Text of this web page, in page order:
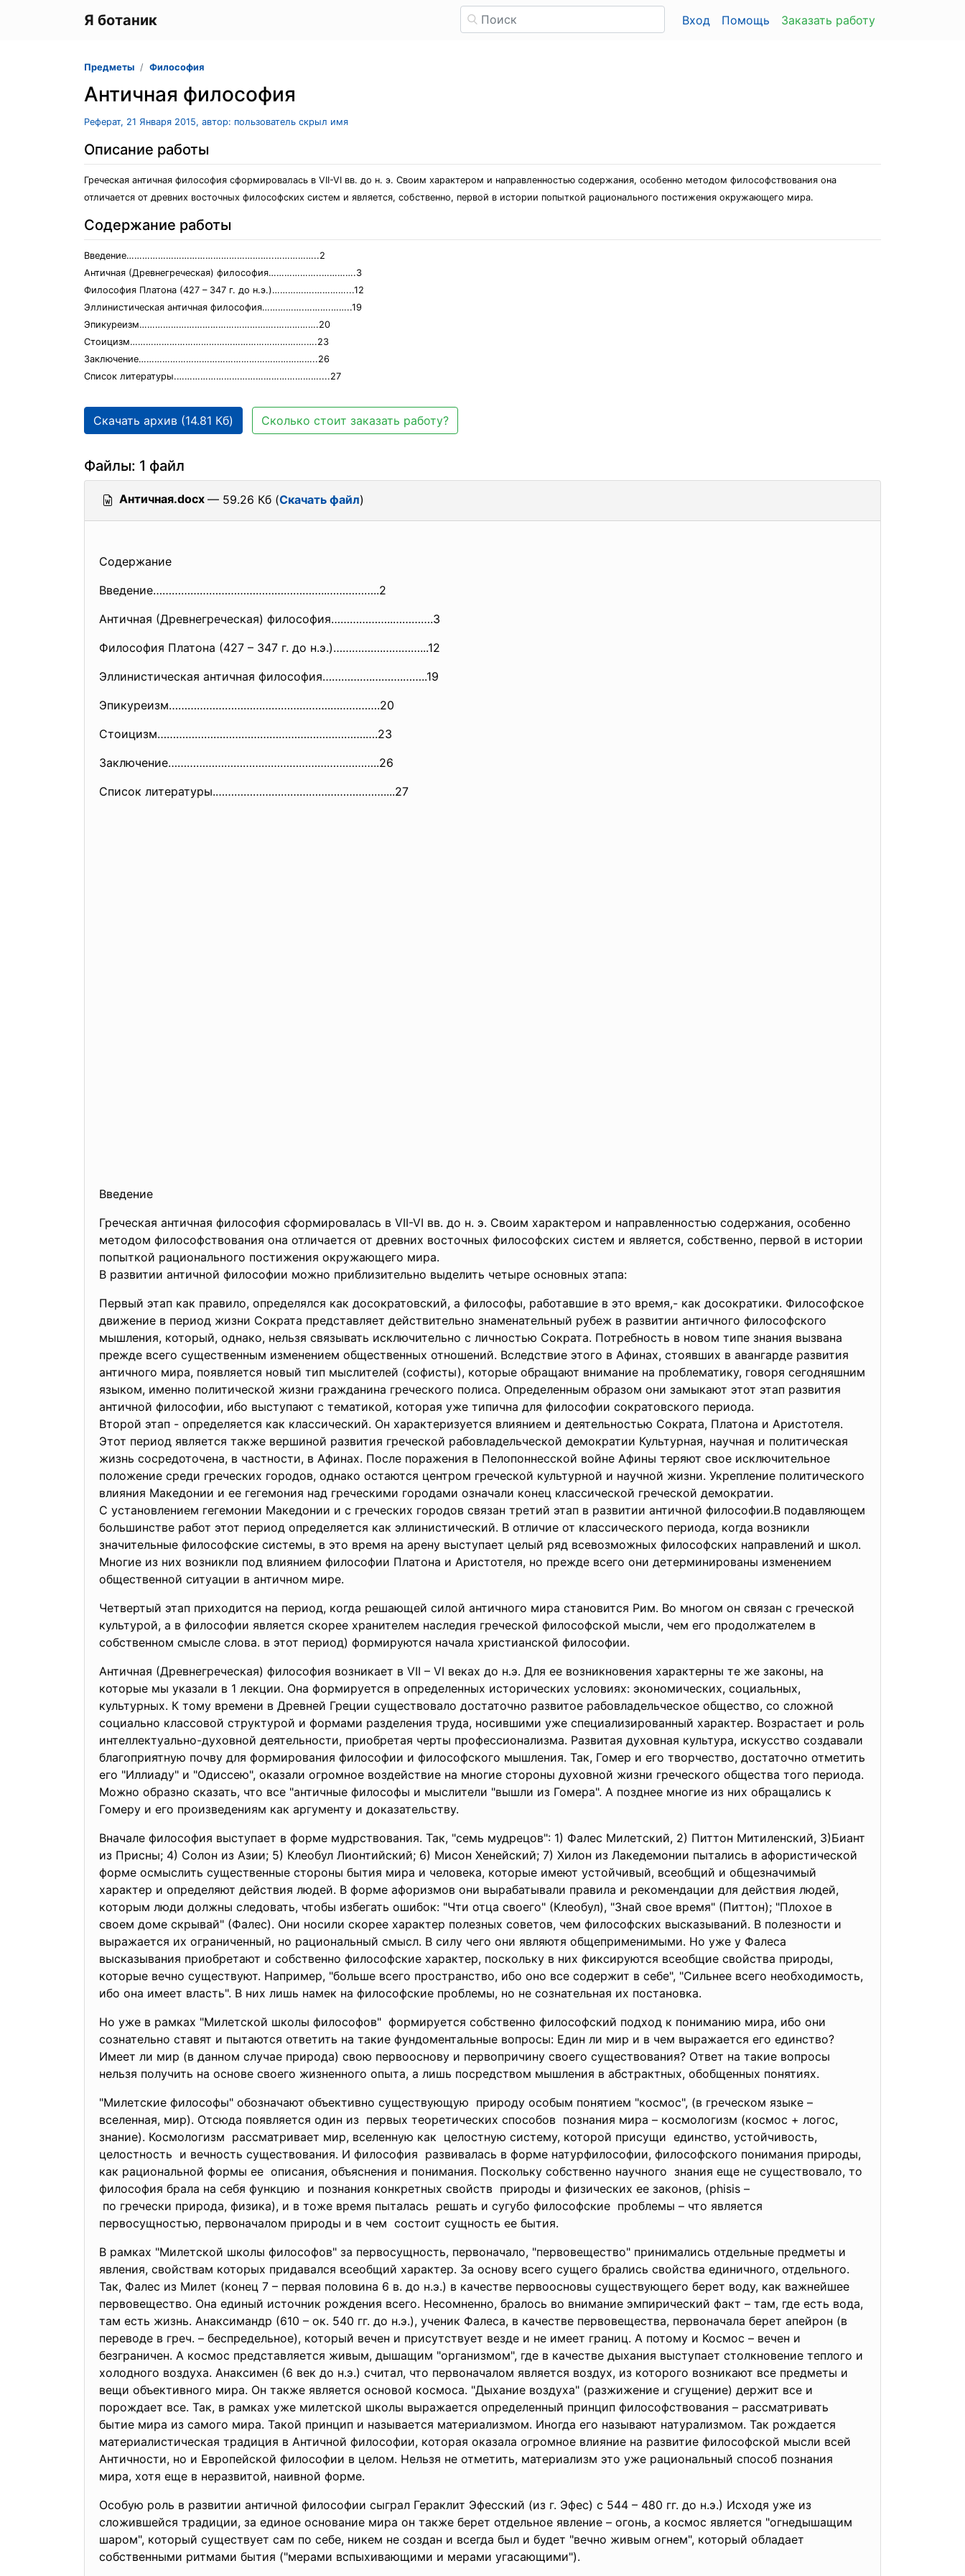
Я ботаник Вход Помощь Заказать работу
Предметы Философия
Античная философия
Реферат, 21 Января 2015, автор: пользователь скрыл имя
Описание работы
Греческая античная философия сформировалась в VII-VI вв. до н. э. Своим характером и направленностью содержания, особенно методом философствования она
отличается от древних восточных философских систем и является, собственно, первой в истории попыткой рационального постижения окружающего мира.
Содержание работы
Введение………………………………………………..……………..2
Античная (Древнегреческая) философия………………..………….3
Философия Платона (427 – 347 г. до н.э.)…………….…………...12
Эллинистическая античная философия…………….……….……..19
Эпикуреизм…………………………………………….…………….20
Стоицизм………………………………………………………….….23
Заключение…………………………………………………………..26
Список литературы.………………………………………………....27
Скачать архив (14.81 Кб) Сколько стоит заказать работу?
Файлы: 1 файл
Античная.docx — 59.26 Кб (Скачать файл)
Содержание
Введение………………………………………………..……………..2
Античная (Древнегреческая) философия………………..………….3
Философия Платона (427 – 347 г. до н.э.)…………….…………...12
Эллинистическая античная философия…………….……….……..19
Эпикуреизм…………………………………………….…………….20
Стоицизм………………………………………………………….….23
Заключение…………………………………………………………..26
Список литературы.………………………………………………....27
Введение
Греческая античная философия сформировалась в VII-VI вв. до н. э. Своим характером и направленностью содержания, особенно
методом философствования она отличается от древних восточных философских систем и является, собственно, первой в истории
попыткой рационального постижения окружающего мира.
В развитии античной философии можно приблизительно выделить четыре основных этапа:
Первый этап как правило, определялся как досократовский, а философы, работавшие в это время,- как досократики. Философское
движение в период жизни Сократа представляет действительно знаменательный рубеж в развитии античного философского
мышления, который, однако, нельзя связывать исключительно с личностью Сократа. Потребность в новом типе знания вызвана
прежде всего существенным изменением общественных отношений. Вследствие этого в Афинах, стоявших в авангарде развития
античного мира, появляется новый тип мыслителей (софисты), которые обращают внимание на проблематику, говоря сегодняшним
языком, именно политической жизни гражданина греческого полиса. Определенным образом они замыкают этот этап развития
античной философии, ибо выступают с тематикой, которая уже типична для философии сократовского периода.
Второй этап - определяется как классический. Он характеризуется влиянием и деятельностью Сократа, Платона и Аристотеля.
Этот период является также вершиной развития греческой рабовладельческой демократии Культурная, научная и политическая
жизнь сосредоточена, в частности, в Афинах. После поражения в Пелопоннесской войне Афины теряют свое исключительное
положение среди греческих городов, однако остаются центром греческой культурной и научной жизни. Укрепление политического
влияния Македонии и ее гегемония над греческими городами означали конец классической греческой демократии.
С установлением гегемонии Македонии и с греческих городов связан третий этап в развитии античной философии.В подавляющем
большинстве работ этот период определяется как эллинистический. В отличие от классического периода, когда возникли
значительные философские системы, в это время на арену выступает целый ряд всевозможных философских направлений и школ.
Многие из них возникли под влиянием философии Платона и Аристотеля, но прежде всего они детерминированы изменением
общественной ситуации в античном мире.
Четвертый этап приходится на период, когда решающей силой античного мира становится Рим. Во многом он связан с греческой
культурой, а в философии является скорее хранителем наследия греческой философской мысли, чем его продолжателем в
собственном смысле слова. в этот период) формируются начала христианской философии.
Античная (Древнегреческая) философия возникает в VII – VI веках до н.э. Для ее возникновения характерны те же законы, на
которые мы указали в 1 лекции. Она формируется в определенных исторических условиях: экономических, социальных,
культурных. К тому времени в Древней Греции существовало достаточно развитое рабовладельческое общество, со сложной
социально классовой структурой и формами разделения труда, носившими уже специализированный характер. Возрастает и роль
интеллектуально-духовной деятельности, приобретая черты профессионализма. Развитая духовная культура, искусство создавали
благоприятную почву для формирования философии и философского мышления. Так, Гомер и его творчество, достаточно отметить
его "Иллиаду" и "Одиссею", оказали огромное воздействие на многие стороны духовной жизни греческого общества того периода.
Можно образно сказать, что все "античные философы и мыслители "вышли из Гомера". А позднее многие из них обращались к
Гомеру и его произведениям как аргументу и доказательству.
Вначале философия выступает в форме мудрствования. Так, "семь мудрецов": 1) Фалес Милетский, 2) Питтон Митиленский, 3)Биант
из Присны; 4) Солон из Азии; 5) Клеобул Лионтийский; 6) Мисон Хенейский; 7) Хилон из Лакедемонии пытались в афористической
форме осмыслить существенные стороны бытия мира и человека, которые имеют устойчивый, всеобщий и общезначимый
характер и определяют действия людей. В форме афоризмов они вырабатывали правила и рекомендации для действия людей,
которым люди должны следовать, чтобы избегать ошибок: "Чти отца своего" (Клеобул), "Знай свое время" (Питтон); "Плохое в
своем доме скрывай" (Фалес). Они носили скорее характер полезных советов, чем философских высказываний. В полезности и
выражается их ограниченный, но рациональный смысл. В силу чего они являютя общеприменимыми. Но уже у Фалеса
высказывания приобретают и собственно философские характер, поскольку в них фиксируются всеобщие свойства природы,
которые вечно существуют. Например, "больше всего пространство, ибо оно все содержит в себе", "Сильнее всего необходимость,
ибо она имеет власть". В них лишь намек на философские проблемы, но не сознательная их постановка.
Но уже в рамках "Милетской школы философов" формируется собственно философский подход к пониманию мира, ибо они
сознательно ставят и пытаются ответить на такие фундоментальные вопросы: Един ли мир и в чем выражается его единство?
Имеет ли мир (в данном случае природа) свою первооснову и первопричину своего существования? Ответ на такие вопросы
нельзя получить на основе своего жизненного опыта, а лишь посредством мышления в абстрактных, обобщенных понятиях.
"Милетские философы" обозначают объективно существующую природу особым понятием "космос", (в греческом языке –
вселенная, мир). Отсюда появляется один из первых теоретических способов познания мира – космологизм (космос + логос,
знание). Космологизм рассматривает мир, вселенную как целостную систему, которой присущи единство, устойчивость,
целостность и вечность существования. И философия развивалась в форме натурфилософии, философского понимания природы,
как рациональной формы ее описания, объяснения и понимания. Поскольку собственно научного знания еще не существовало, то
философия брала на себя функцию и познания конкретных свойств природы и физических ее законов, (phisis –
по гречески природа, физика), и в тоже время пыталась решать и сугубо философские проблемы – что является
первосущностью, первоначалом природы и в чем состоит сущность ее бытия.
В рамках "Милетской школы философов" за первосущность, первоначало, "первовещество" принимались отдельные предметы и
явления, свойствам которых придавался всеобщий характер. За основу всего сущего брались свойства единичного, отдельного.
Так, Фалес из Милет (конец 7 – первая половина 6 в. до н.э.) в качестве первоосновы существующего берет воду, как важнейшее
первовещество. Она единый источник рождения всего. Несомненно, бралось во внимание эмпирический факт – там, где есть вода,
там есть жизнь. Анаксимандр (610 – ок. 540 гг. до н.э.), ученик Фалеса, в качестве первовещества, первоначала берет апейрон (в
переводе в греч. – беспредельное), который вечен и присутствует везде и не имеет границ. А потому и Космос – вечен и
безграничен. А космос представляется живым, дышащим "организмом", где в качестве дыхания выступает столкновение теплого и
холодного воздуха. Анаксимен (6 век до н.э.) считал, что первоначалом является воздух, из которого возникают все предметы и
вещи объективного мира. Он также является основой космоса. "Дыхание воздуха" (разжижение и сгущение) держит все и
порождает все. Так, в рамках уже милетской школы выражается определенный принцип философствования – рассматривать
бытие мира из самого мира. Такой принцип и называется материализмом. Иногда его называют натурализмом. Так рождается
материалистическая традиция в Античной философии, которая оказала огромное влияние на развитие философской мысли всей
Античности, но и Европейской философии в целом. Нельзя не отметить, материализм это уже рациональный способ познания
мира, хотя еще в неразвитой, наивной форме.
Особую роль в развитии античной философии сыграл Гераклит Эфесский (из г. Эфес) с 544 – 480 гг. до н.э.) Исходя уже из
сложившейся традиции, за единое основание мира он также берет отдельное явление – огонь, а космос является "огнедышащим
шаром", который существует сам по себе, никем не создан и всегда был и будет "вечно живым огнем", который обладает
собственными ритмами бытия ("мерами вспыхивающими и мерами угасающими").